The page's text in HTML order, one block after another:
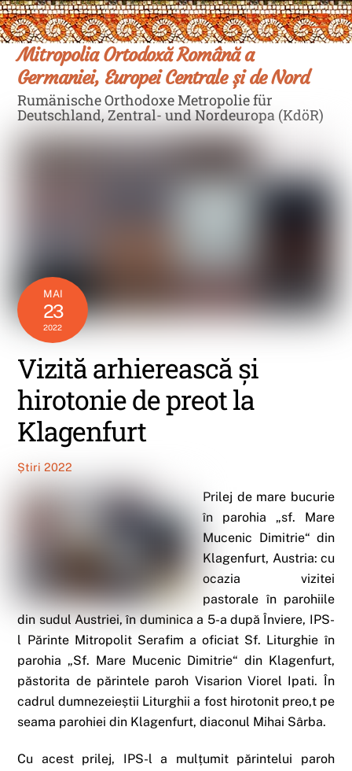
Skip
to
content
Mitropolia Ortodoxă Română a
Germaniei, Europei Centrale și de Nord
Rumänische Orthodoxe Metropolie für
Deutschland, Zentral- und Nordeuropa (KdöR)
MAI
23
2022
Vizită arhierească și
hirotonie de preot la
Klagenfurt
Știri 2022
Prilej de mare bucurie
în parohia „sf. Mare
Mucenic Dimitrie“ din
Klagenfurt, Austria: cu
ocazia vizitei
pastorale în parohiile
din sudul Austriei, în duminica a 5-a după Înviere, IPS-
l Părinte Mitropolit Serafim a oficiat Sf. Liturghie în
parohia „Sf. Mare Mucenic Dimitrie“ din Klagenfurt,
păstorita de părintele paroh Visarion Viorel Ipati. În
cadrul dumnezeieștii Liturghii a fost hirotonit preo,t pe
seama parohiei din Klagenfurt, diaconul Mihai Sârba.
Cu acest prilej, IPS-l a mulțumit părintelui paroh